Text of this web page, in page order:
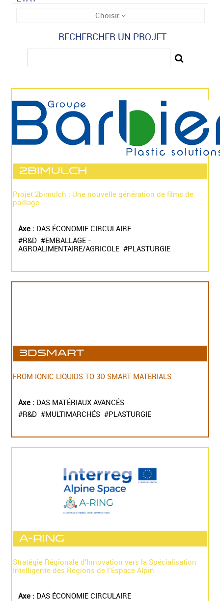
Choisir
RECHERCHER UN PROJET
2BiMulch
Projet 2bimulch : Une nouvelle génération de films de
paillage
Axe : DAS ÉCONOMIE CIRCULAIRE
#R&D #EMBALLAGE -
AGROALIMENTAIRE/AGRICOLE #PLASTURGIE
3DSMART
FROM IONIC LIQUIDS TO 3D SMART MATERIALS
Axe : DAS MATÉRIAUX AVANCÉS
#R&D #MULTIMARCHÉS #PLASTURGIE
A-RING
Stratégie Régionale d'Innovation vers la Spécialisation
Intelligente des Régions de l’Espace Alpin
Axe : DAS ÉCONOMIE CIRCULAIRE